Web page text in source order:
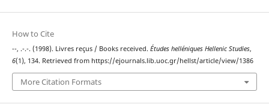
How to Cite
--, .-.-. (1998). Livres reçus / Books received. Études helléniques Hellenic Studies,
6(1), 134. Retrieved from https://ejournals.lib.uoc.gr/hellst/article/view/1386
More Citation Formats